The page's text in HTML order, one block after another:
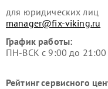
для юридических лиц
manager@fix-viking.ru
График работы:
ПН-ВСК с 9:00 до
Рейтинг сервисного